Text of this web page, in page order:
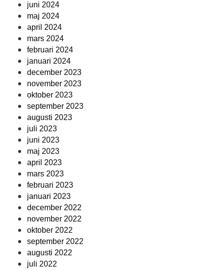
juni 2024
maj 2024
april 2024
mars 2024
februari 2024
januari 2024
december 2023
november 2023
oktober 2023
september 2023
augusti 2023
juli 2023
juni 2023
maj 2023
april 2023
mars 2023
februari 2023
januari 2023
december 2022
november 2022
oktober 2022
september 2022
augusti 2022
juli 2022